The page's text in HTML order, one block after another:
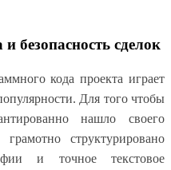
безопасность сделок
кода проекта играет
Для того чтобы
нашло своего
структурировано
и точное текстовое